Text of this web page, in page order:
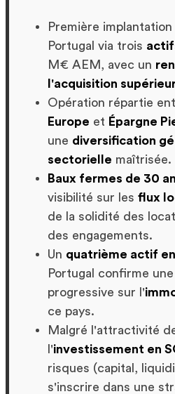
Première
Portugal via trois
M€ AEM, avec un
l'acquisition
Opération répartie
Europe et Épargne
une diversification
sectorielle maîtrisée.
Baux fermes de 30
visibilité sur les flux
de la solidité des
des engagements.
Un quatrième actif
Portugal confirme
progressive sur l'
ce pays.
Malgré l'attractivité
l'investissement en
risques (capital,
s'inscrire dans une